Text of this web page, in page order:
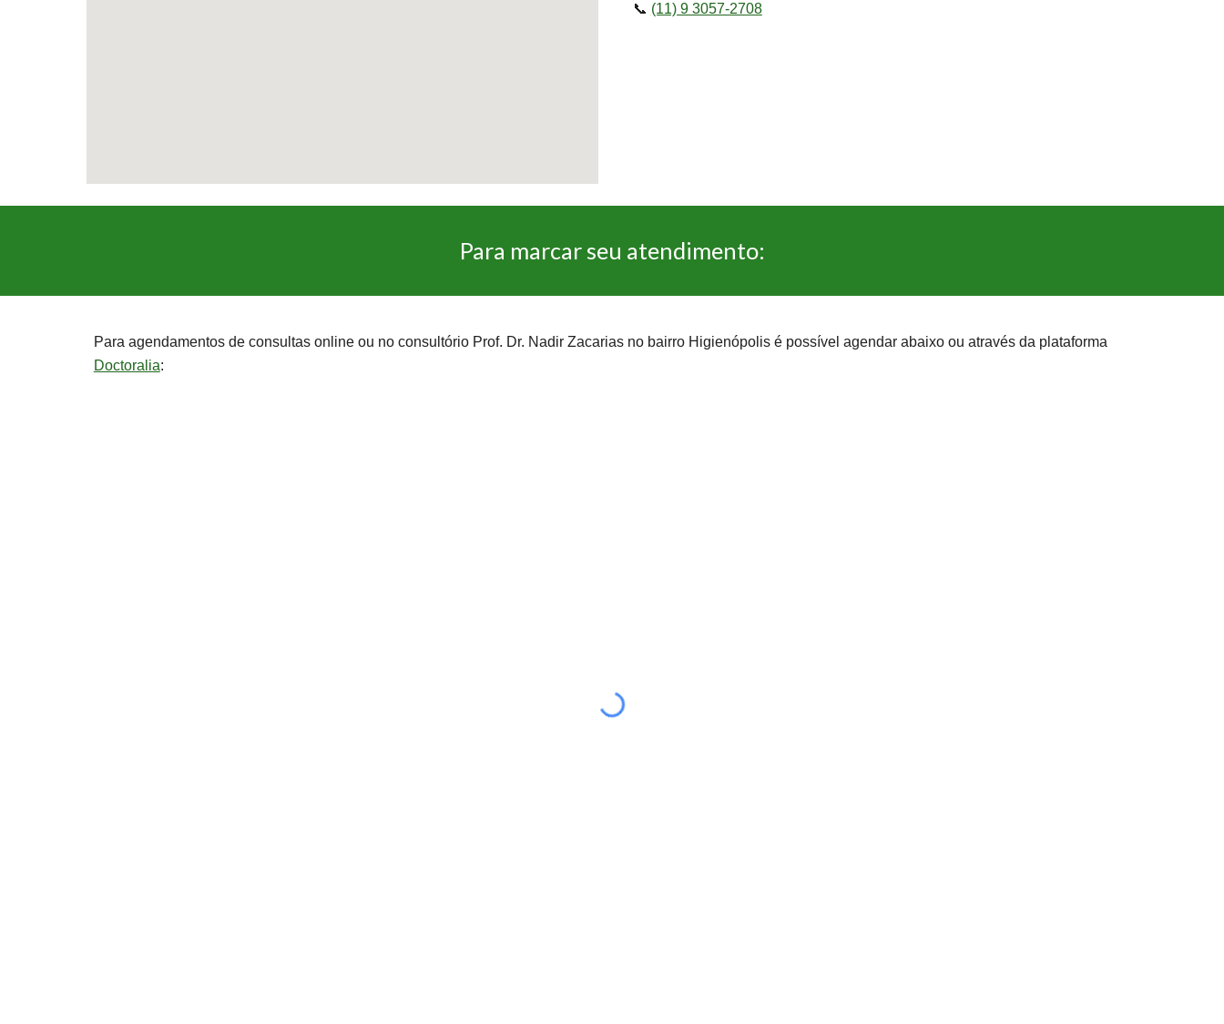
📞 (11) 9 3057-2708
Para marcar seu atendimento:
Para agendamentos de consultas online ou no consultório Prof. Dr. Nadir Zacarias no bairro Higienópolisé possível agendar abaixo ou através da plataforma
Doctoralia: